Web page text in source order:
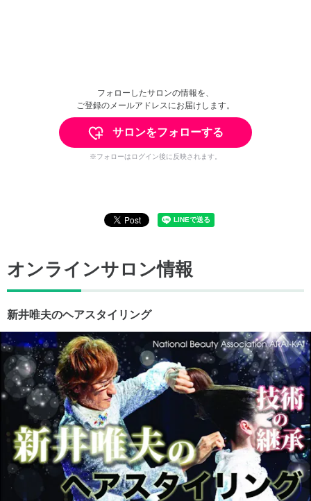
フォローしたサロンの情報を、
ご登録のメールアドレスにお届けします。
サロンをフォローする
※フォローはログイン後に反映されます。
オンラインサロン情報
新井唯夫のヘアスタイリング